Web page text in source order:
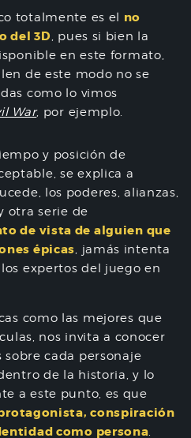
totalmente es el no
del 3D, pues si bien la
en este formato,
de este modo no se
como lo vimos
War, por ejemplo.
y posición de
se explica a
los poderes, alianzas,
otra serie de
de vista de alguien que
épicas, jamás intenta
expertos del juego en
como las mejores que
nos invita a conocer
sobre cada personaje
de la historia, y lo
a este punto, es que
conspiración
como persona.